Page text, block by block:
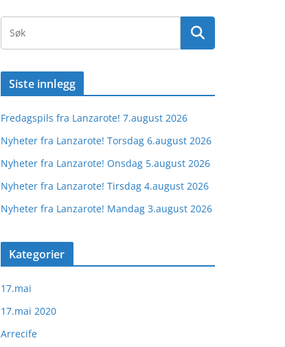
Siste innlegg
Fredagspils fra Lanzarote! 7.august 2026
Nyheter fra Lanzarote! Torsdag 6.august 2026
Nyheter fra Lanzarote! Onsdag 5.august 2026
Nyheter fra Lanzarote! Tirsdag 4.august 2026
Nyheter fra Lanzarote! Mandag 3.august 2026
Kategorier
17.mai
17.mai 2020
Arrecife